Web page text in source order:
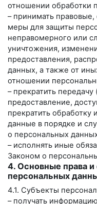
отношении обработки
– принимать
меры для защиты
неправомерного или
уничтожения,
предоставления,
данных, а также от
отношении
– прекратить
предоставление,
прекратить обработку
данные в порядке и
о персональных
– исполнять иные
Законом о
4. Основные права и
персональных
4.1. Субъекты
– получать